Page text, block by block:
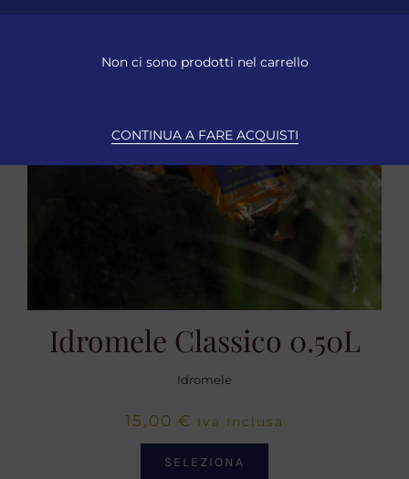
Idromele Classico 0.50L
Idromele
15,00 € Iva Inclusa
SELEZIONA
Non ci sono prodotti nel carrello
CONTINUA A FARE ACQUISTI